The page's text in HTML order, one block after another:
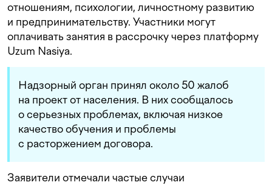
отношениям, психологии, личностному развитию
и предпринимательству. Участники могут
оплачивать занятия в рассрочку через платформу
Uzum Nasiya.
Надзорный орган принял около 50 жалоб
на проект от населения. В них сообщалось
о серьезных проблемах, включая низкое
качество обучения и проблемы
с расторжением договора.
Заявители отмечали частые случаи